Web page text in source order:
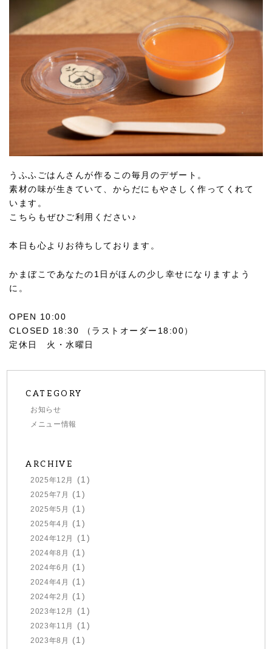
うふふごはんさんが作るこの毎月のデザート。
素材の味が生きていて、からだにもやさしく作ってくれて
います。
こちらもぜひご利用ください♪
本日も心よりお待ちしております。
かまぼこであなたの1日がほんの少し幸せになりますよう
に。
OPEN 10:00
CLOSED 18:30 （ラストオーダー18:00）
定休日 火・水曜日
CATEGORY
お知らせ
メニュー情報
ARCHIVE
2025年12月 (1)
2025年7月 (1)
2025年5月 (1)
2025年4月 (1)
2024年12月 (1)
2024年8月 (1)
2024年6月 (1)
2024年4月 (1)
2024年2月 (1)
2023年12月 (1)
2023年11月 (1)
2023年8月 (1)